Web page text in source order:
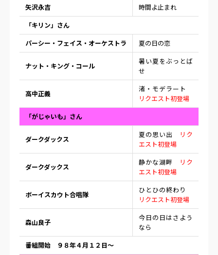
矢沢永吉
時間よ止まれ
「キリン」さん
パーシー・フェイス・オーケストラ
夏の日の恋
ナット・キング・コール
暑い夏をぶっとば
せ
高中正義
渚・モデラート
リクエスト初登場
「がじゃいも」さん
ダークダックス
夏の思い出
リク
エスト初登場
ダークダックス
静かな湖畔
リク
エスト初登場
ボーイスカウト合唱隊
ひとひの終わり
リクエスト初登場
森山良子
今日の日はさよう
なら
番組開始 ９８年４月１２日〜